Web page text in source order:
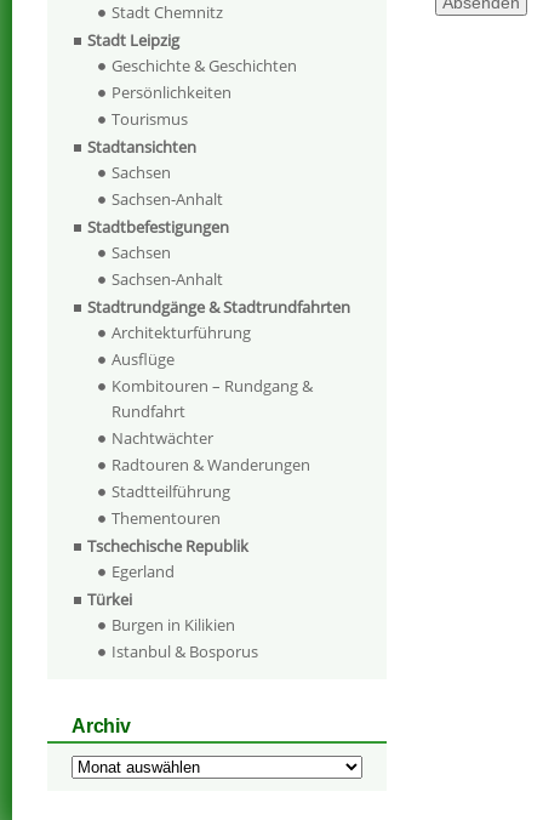
Stadt Chemnitz
Stadt Leipzig
Geschichte & Geschichten
Persönlichkeiten
Tourismus
Stadtansichten
Sachsen
Sachsen-Anhalt
Stadtbefestigungen
Sachsen
Sachsen-Anhalt
Stadtrundgänge & Stadtrundfahrten
Architekturführung
Ausflüge
Kombitouren – Rundgang &
Rundfahrt
Nachtwächter
Radtouren & Wanderungen
Stadtteilführung
Thementouren
Tschechische Republik
Egerland
Türkei
Burgen in Kilikien
Istanbul & Bosporus
Archiv
Archiv